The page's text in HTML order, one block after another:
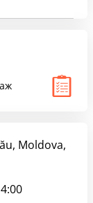
Moldova,